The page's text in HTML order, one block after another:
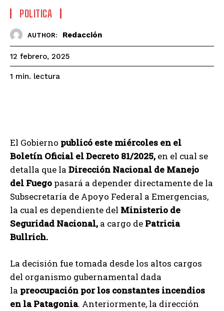
POLITICA
AUTHOR: Redacción
12 febrero, 2025
1 min. lectura
El Gobierno publicó este miércoles en el
Boletín Oficial el Decreto 81/2025, en el cual se
detalla que la Dirección Nacional de Manejo
del Fuego pasará a depender directamente de la
Subsecretaría de Apoyo Federal a Emergencias,
la cual es dependiente del Ministerio de
Seguridad Nacional, a cargo de Patricia
Bullrich.
La decisión fue tomada desde los altos cargos
del organismo gubernamental dada
la preocupación por los constantes incendios
en la Patagonia. Anteriormente, la dirección